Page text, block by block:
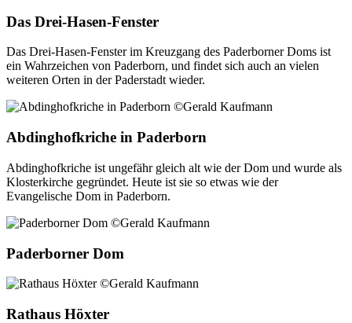
Das Drei-Hasen-Fenster
Das Drei-Hasen-Fenster im Kreuzgang des Paderborner Doms ist
ein Wahrzeichen von Paderborn, und findet sich auch an vielen
weiteren Orten in der Paderstadt wieder.
Abdinghofkriche in Paderborn
Abdinghofkriche ist ungefähr gleich alt wie der Dom und wurde als
Klosterkirche gegründet. Heute ist sie so etwas wie der
Evangelische Dom in Paderborn.
Paderborner Dom
Rathaus Höxter